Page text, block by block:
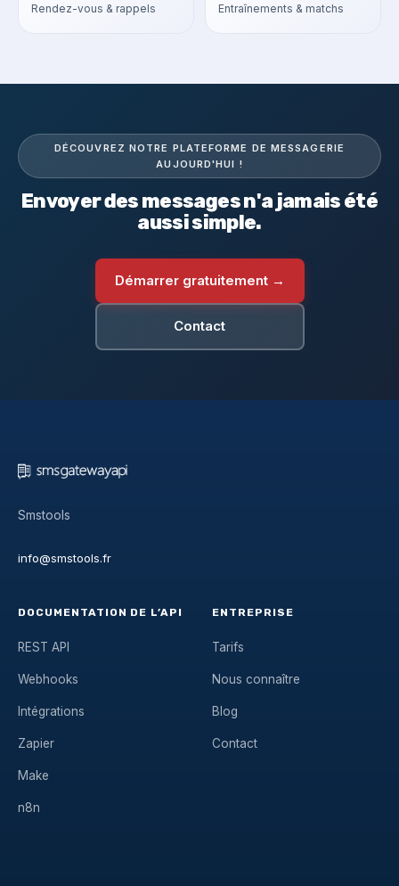
Rendez-vous & rappels Entraînements & matchs
DÉCOUVREZ NOTRE PLATEFORME DE MESSAGERIE
AUJOURD'HUI !
Envoyer des messages n'a jamais été
aussi simple.
Démarrer gratuitement →
Contact
Smstools
info@smstools.fr
DOCUMENTATION DE L’API
REST API
Webhooks
Intégrations
Zapier
Make
n8n
ENTREPRISE
Tarifs
Nous connaître
Blog
Contact